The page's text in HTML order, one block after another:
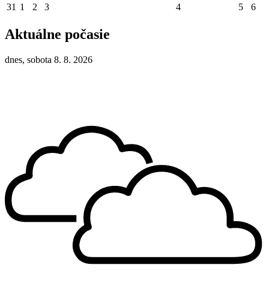
31 1 2 3 4 5 6
Aktuálne počasie
dnes, sobota 8. 8. 2026